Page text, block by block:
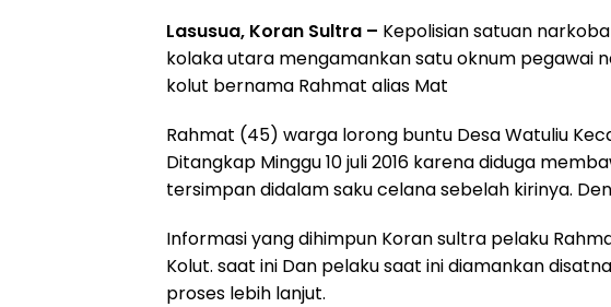
Lasusua, Koran Sultra – Kepolisian satuan
kolaka utara mengamankan satu oknum pegawai
kolut bernama Rahmat alias Mat
Rahmat (45) warga lorong buntu Desa Watuliu
Ditangkap Minggu 10 juli 2016 karena diduga
tersimpan didalam saku celana sebelah kirinya.
Informasi yang dihimpun Koran sultra pelaku
Kolut. saat ini Dan pelaku saat ini diamankan
proses lebih lanjut.